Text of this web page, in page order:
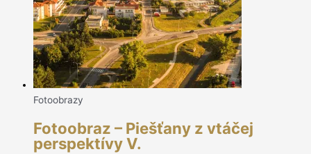
Fotoobrazy
Fotoobraz – Piešťany z vtáčej
perspektívy V.